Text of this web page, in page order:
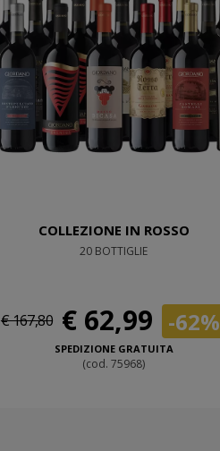
COLLEZIONE IN ROSSO
20 BOTTIGLIE
€ 167,80 € 62,99 -62%
SPEDIZIONE GRATUITA
(cod. 75968)